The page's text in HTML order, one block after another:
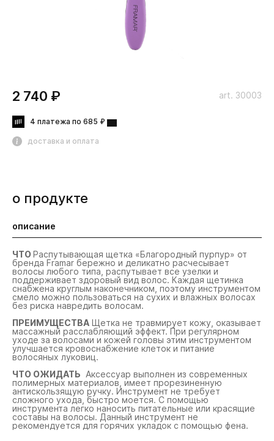
art. 30003
2 740 ₽
4 платежа по 685 ₽
доставка и оплата
о продукте
описание
ЧТО Распутывающая щетка «Благородный пурпур» от
бренда Framar бережно и деликатно расчесывает
волосы любого типа, распутывает все узелки и
поддерживает здоровый вид волос. Каждая щетинка
снабжена круглым наконечником, поэтому инструментом
смело можно пользоваться на сухих и влажных волосах
без риска навредить волосам.
ПРЕИМУЩЕСТВА Щетка не травмирует кожу, оказывает
массажный расслабляющий эффект. При регулярном
уходе за волосами и кожей головы этим инструментом
улучшается кровоснабжение клеток и питание
волосяных луковиц.
ЧТО ОЖИДАТЬ Аксессуар выполнен из современных
полимерных материалов, имеет прорезиненную
антискользящую ручку. Инструмент не требует
сложного ухода, быстро моется. С помощью
инструмента легко наносить питательные или красящие
составы на волосы. Данный инструмент не
рекомендуется для горячих укладок с помощью фена.